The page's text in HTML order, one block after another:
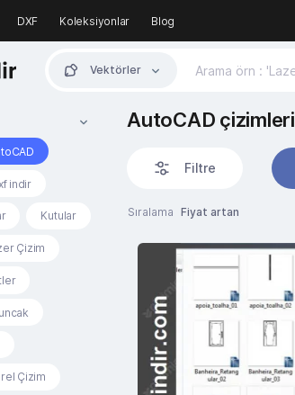
DXF Koleksiyonlar Blog
Vektörler
indir
Kutular
Çizim
Çizim
AutoCAD çizimleri
Filtre
Sıralama Fiyat artan